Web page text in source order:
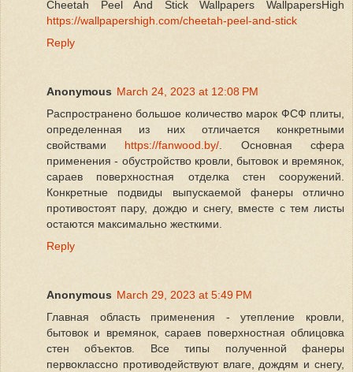
Cheetah Peel And Stick Wallpapers WallpapersHigh
https://wallpapershigh.com/cheetah-peel-and-stick
Reply
Anonymous March 24, 2023 at 12:08 PM
Распространено большое количество марок ФСФ плиты,
определенная из них отличается конкретными
свойствами https://fanwood.by/ . Основная сфера
применения - обустройство кровли, бытовок и времянок,
сараев поверхностная отделка стен сооружений.
Конкретные подвиды выпускаемой фанеры отлично
противостоят пару, дождю и снегу, вместе с тем листы
остаются максимально жесткими.
Reply
Anonymous March 29, 2023 at 5:49 PM
Главная область применения - утепление кровли,
бытовок и времянок, сараев поверхностная облицовка
стен объектов. Все типы полученной фанеры
первоклассно противодействуют влаге, дождям и снегу,